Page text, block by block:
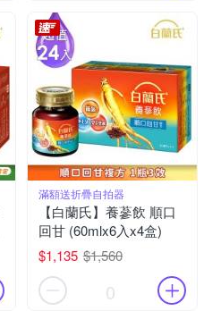
滿額送折疊自拍器
【白蘭氏】養蔘飲 順口
回甘 (60mlx6入x4盒)
$1,135 $1,560
0